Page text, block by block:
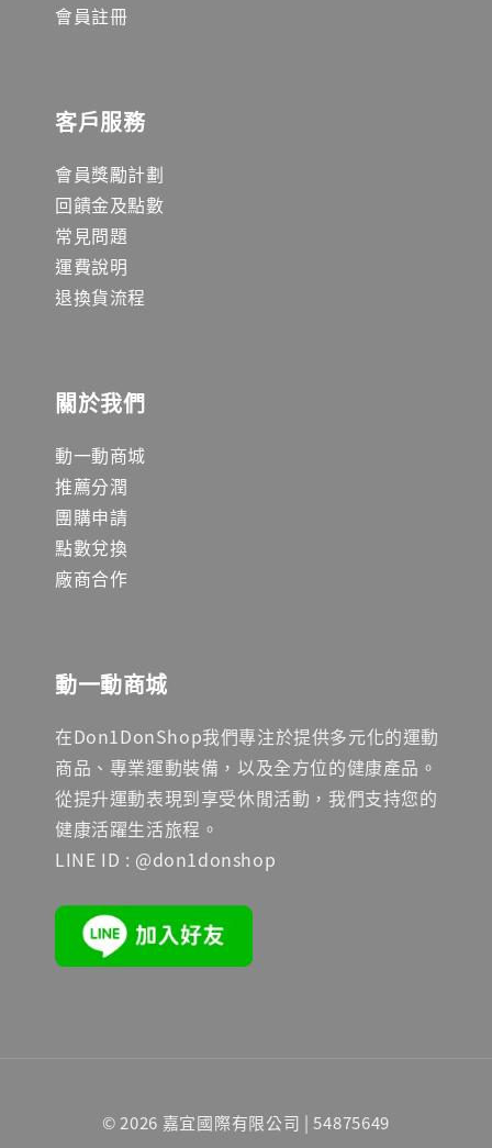
會員註冊
客戶服務
會員獎勵計劃
回饋金及點數
常見問題
運費說明
退換貨流程
關於我們
動一動商城
推薦分潤
團購申請
點數兌換
廠商合作
動一動商城
在Don1DonShop我們專注於提供多元化的運動
商品、專業運動裝備，以及全方位的健康產品。
從提升運動表現到享受休閒活動，我們支持您的
健康活躍生活旅程。
LINE ID : @don1donshop
© 2026 嘉宜國際有限公司 | 54875649